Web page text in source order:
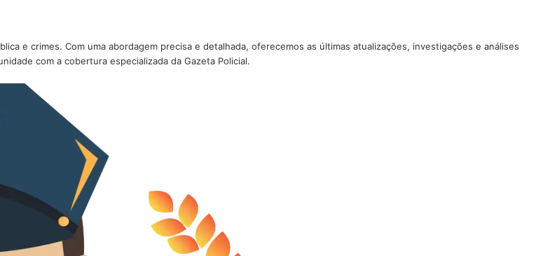
e crimes. Com uma abordagem precisa e detalhada, oferecemos as últimas atualizações, investigações e análises
com a cobertura especializada da Gazeta Policial.